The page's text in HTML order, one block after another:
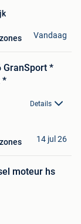
Vandaag
GranSport *
*
Details
14 jul 26
moteur hs